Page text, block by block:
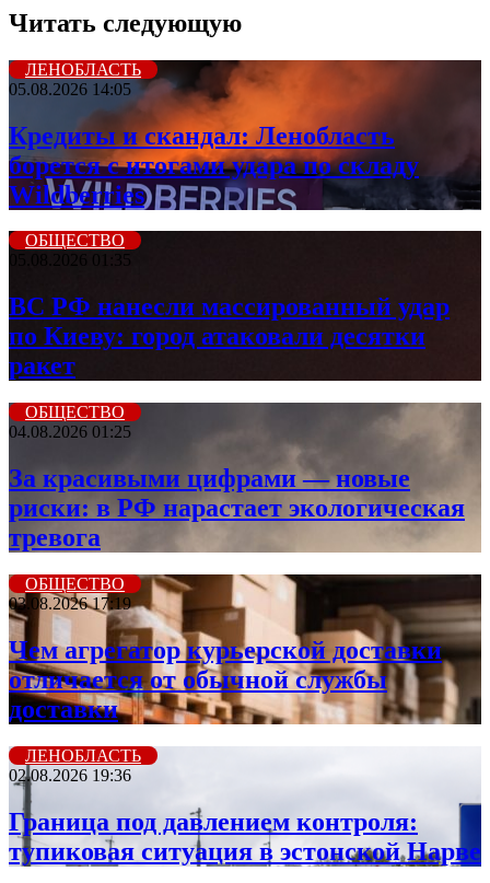
Читать следующую
ЛЕНОБЛАСТЬ
05.08.2026 14:05
Кредиты и скандал: Ленобласть
борется с итогами удара по складу
Wildberries
ОБЩЕСТВО
05.08.2026 01:35
ВС РФ нанесли массированный удар
по Киеву: город атаковали десятки
ракет
ОБЩЕСТВО
04.08.2026 01:25
За красивыми цифрами — новые
риски: в РФ нарастает экологическая
тревога
ОБЩЕСТВО
03.08.2026 17:19
Чем агрегатор курьерской доставки
отличается от обычной службы
доставки
ЛЕНОБЛАСТЬ
02.08.2026 19:36
Граница под давлением контроля:
тупиковая ситуация в эстонской Нарве